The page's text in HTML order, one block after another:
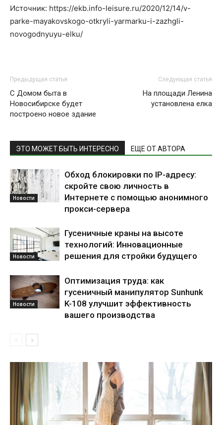
Источник: https://ekb.info-leisure.ru/2020/12/14/v-
parke-mayakovskogo-otkryli-yarmarku-i-zazhgli-
novogodnyuyu-elku/
Предыдущая статья
С Домом быта в
Новосибирске будет
построено новое здание
Следующая статья
На площади Ленина
установлена елка
ЭТО МОЖЕТ БЫТЬ ИНТЕРЕСНО ЕЩЕ ОТ АВТОРА
Новости
Обход блокировки по IP-адресу:
скройте свою личность в
Интернете с помощью анонимного
прокси-сервера
Новости
Гусеничные краны на высоте
технологий: Инновационные
решения для стройки будущего
Новости
Оптимизация труда: как
гусеничный манипулятор Sunhunk
K-108 улучшит эффективность
вашего производства